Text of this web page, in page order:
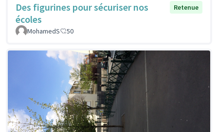
Des figurines pour sécuriser nos
écoles
Retenue
MohamedS 50